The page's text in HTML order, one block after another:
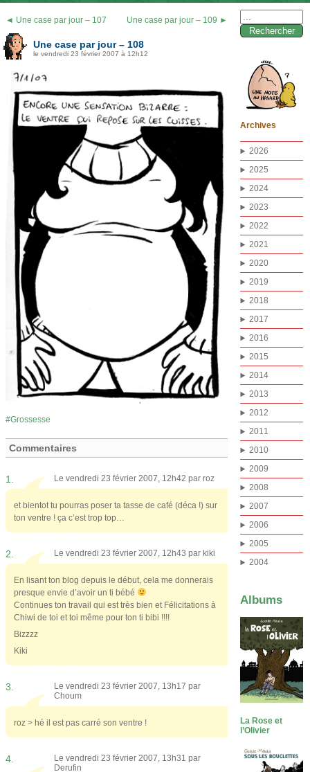
◄ Une case par jour – 107 Une case par jour – 109 ►
Une case par jour – 108
le vendredi 23 février 2007 à 12h12
Grossesse
Commentaires
1. Le vendredi 23 février 2007, 12h42 par roz
et bientot tu pourras poser ta tasse de café (déca !) sur
ton ventre ! ça c’est trop top…
2. Le vendredi 23 février 2007, 12h43 par kiki
En lisant ton blog depuis le début, cela me donnerais
presque envie d’avoir un ti bébé
Continues ton travail qui est très bien et Félicitations à
Chiwi de toi et toi même pour ton ti bibi !!!!
Bizzzz
Kiki
3.
Le vendredi 23 février 2007, 13h17 par
Choum
roz > hé il est pas carré son ventre !
4.
Le vendredi 23 février 2007, 13h31 par
Derufin
Archives
2026
2025
2024
2023
2022
2021
2020
2019
2018
2017
2016
2015
2014
2013
2012
2011
2010
2009
2008
2007
2006
2005
2004
Albums
La Rose et
l’Olivier